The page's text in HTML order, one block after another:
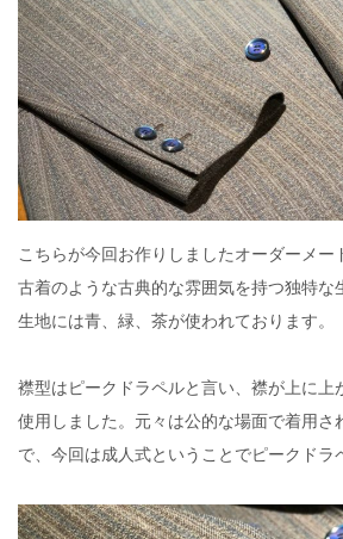
こちらが今回お作りしましたオーダーメー
古着のような古典的な雰囲気を持つ独特な
生地には青、緑、茶が使われております。
襟型はピークドラペルと言い、襟が上に上
使用しました。元々は公的な場面で着用さ
で、今回は成人式ということでピークドラ